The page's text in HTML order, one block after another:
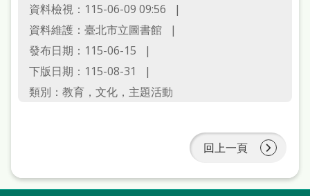
資
資料檢視：115-06-09 09:56
資料維護：臺北市立圖書館
發布日期：115-06-15
下版日期：115-08-31
類別：教育，文化，主題活動
回上一頁